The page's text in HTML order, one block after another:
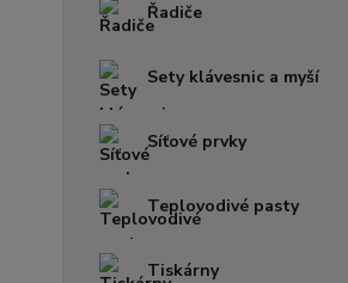
Řadiče
Sety klávesnic a myší
Síťové prvky
Teplovodivé pasty
Tiskárny